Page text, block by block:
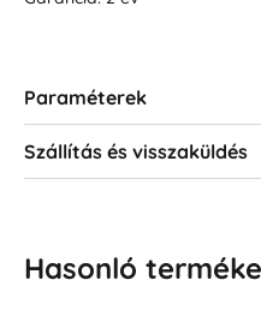
Paraméterek
Szállítás és visszaküldés
Hasonló